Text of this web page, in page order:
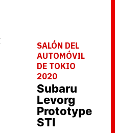
SALÓN DEL
AUTOMÓVIL
DE TOKIO
2020
Subaru
Levorg
Prototype
STI